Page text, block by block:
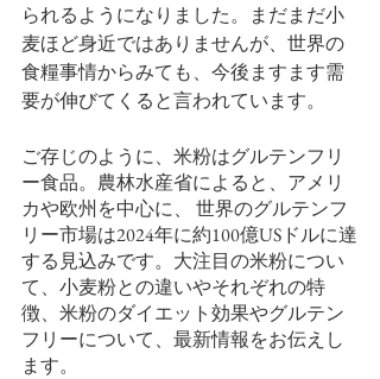
られるようになりました。まだまだ小
麦ほど身近ではありませんが、世界の
食糧事情からみても、今後ますます需
要が伸びてくると言われています。
ご存じのように、米粉はグルテンフリ
ー食品。農林水産省によると、アメリ
カや欧州を中心に、 世界のグルテンフ
リー市場は2024年に約100億USドルに達
する見込みです。大注目の米粉につい
て、小麦粉との違いやそれぞれの特
徴、米粉のダイエット効果やグルテン
フリーについて、最新情報をお伝えし
ます。